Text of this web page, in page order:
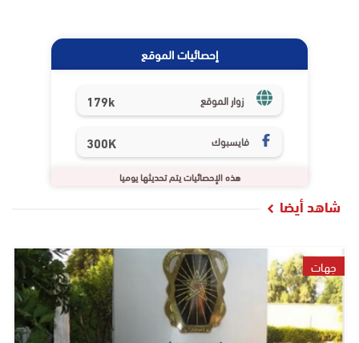
إحصائيات الموقع
زوار الموقع 179k
فايسبوك 300K
هذه الإحصائيات يتم تحديثها يوميا
شاهد أيضا
جهات